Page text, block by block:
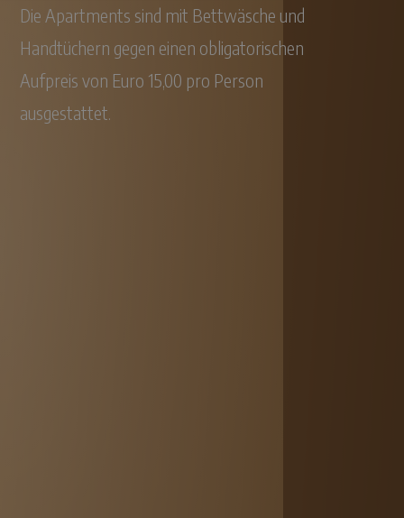
Die Apartments sind mit Bettwäsche und
Handtüchern gegen einen obligatorischen
Aufpreis von Euro 15,00 pro Person
ausgestattet.